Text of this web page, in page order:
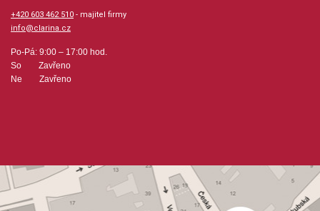
+420 603 462 510 - majitel firmy
info@clarina.cz
Po-Pá: 9:00 – 17:00 hod.
So Zavřeno
Ne Zavřeno